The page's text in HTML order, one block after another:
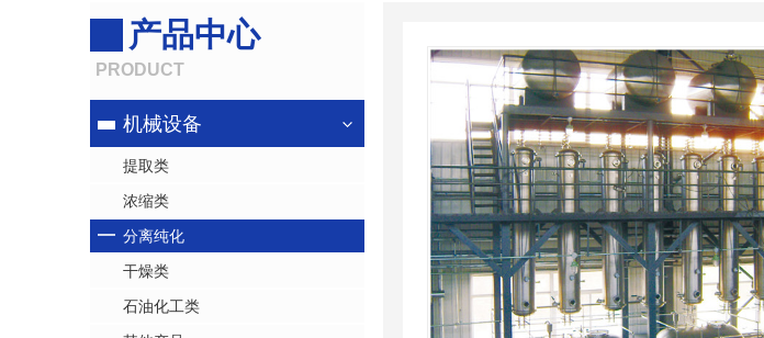
产品中心
PRODUCT
机械设备
提取类
浓缩类
分离纯化
干燥类
石油化工类